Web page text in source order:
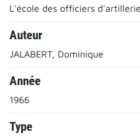
L'école des officiers
Auteur
JALABERT, Dominique
Année
1966
Type